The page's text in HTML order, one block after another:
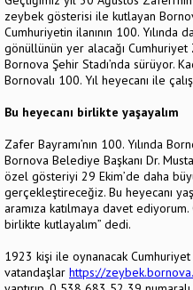
zeybek gösterisi ile kutlayan
Cumhuriyetin ilanının 100. Yılında
gönüllünün yer alacağı
Bornova Şehir Stadı’nda sürüyor.
Bornovalı 100. Yıl heyecanı ile
Bu heyecanı birlikte yaşayalım
Zafer Bayramı’nın 100. Yılında
Bornova Belediye Başkanı Dr.
özel gösteriyi 29 Ekim’de daha
gerçekleştireceğiz. Bu heyecanı
aramıza katılmaya davet
birlikte kutlayalım” dedi.
1923 kişi ile oynanacak
vatandaşlar https://